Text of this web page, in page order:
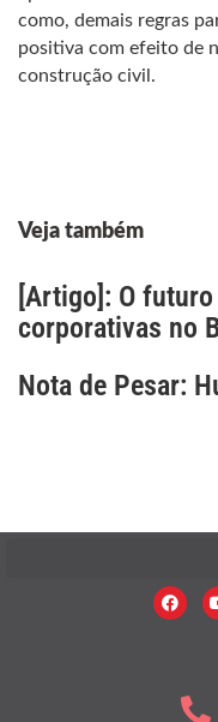
como, demais regras
positiva com efeito de
construção civil.
Veja também
[Artigo]: O
corporativas no
Nota de Pesar: